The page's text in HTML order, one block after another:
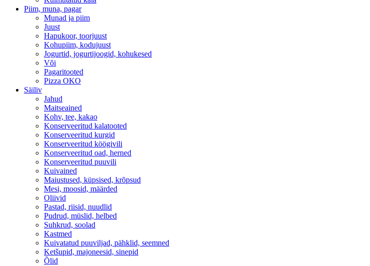
Piim, muna, pagar
Munad ja piim
Juust
Hapukoor, toorjuust
Kohupiim, kodujuust
Jogurtid, jogurtijoogid, kohukesed
Või
Pagaritooted
Pizza OKO
Säiliv
Jahud
Maitseained
Kohv, tee, kakao
Konserveeritud kalatooted
Konserveeritud kurgid
Konserveeritud köögivili
Konserveeritud oad, herned
Konserveeritud puuvili
Kuivained
Maiustused, küpsised, krõpsud
Mesi, moosid, määrded
Oliivid
Pastad, riisid, nuudlid
Pudrud, müslid, helbed
Suhkrud, soolad
Kastmed
Kuivatatud puuviljad, pähklid, seemned
Ketšupid, majoneesid, sinepid
Õlid